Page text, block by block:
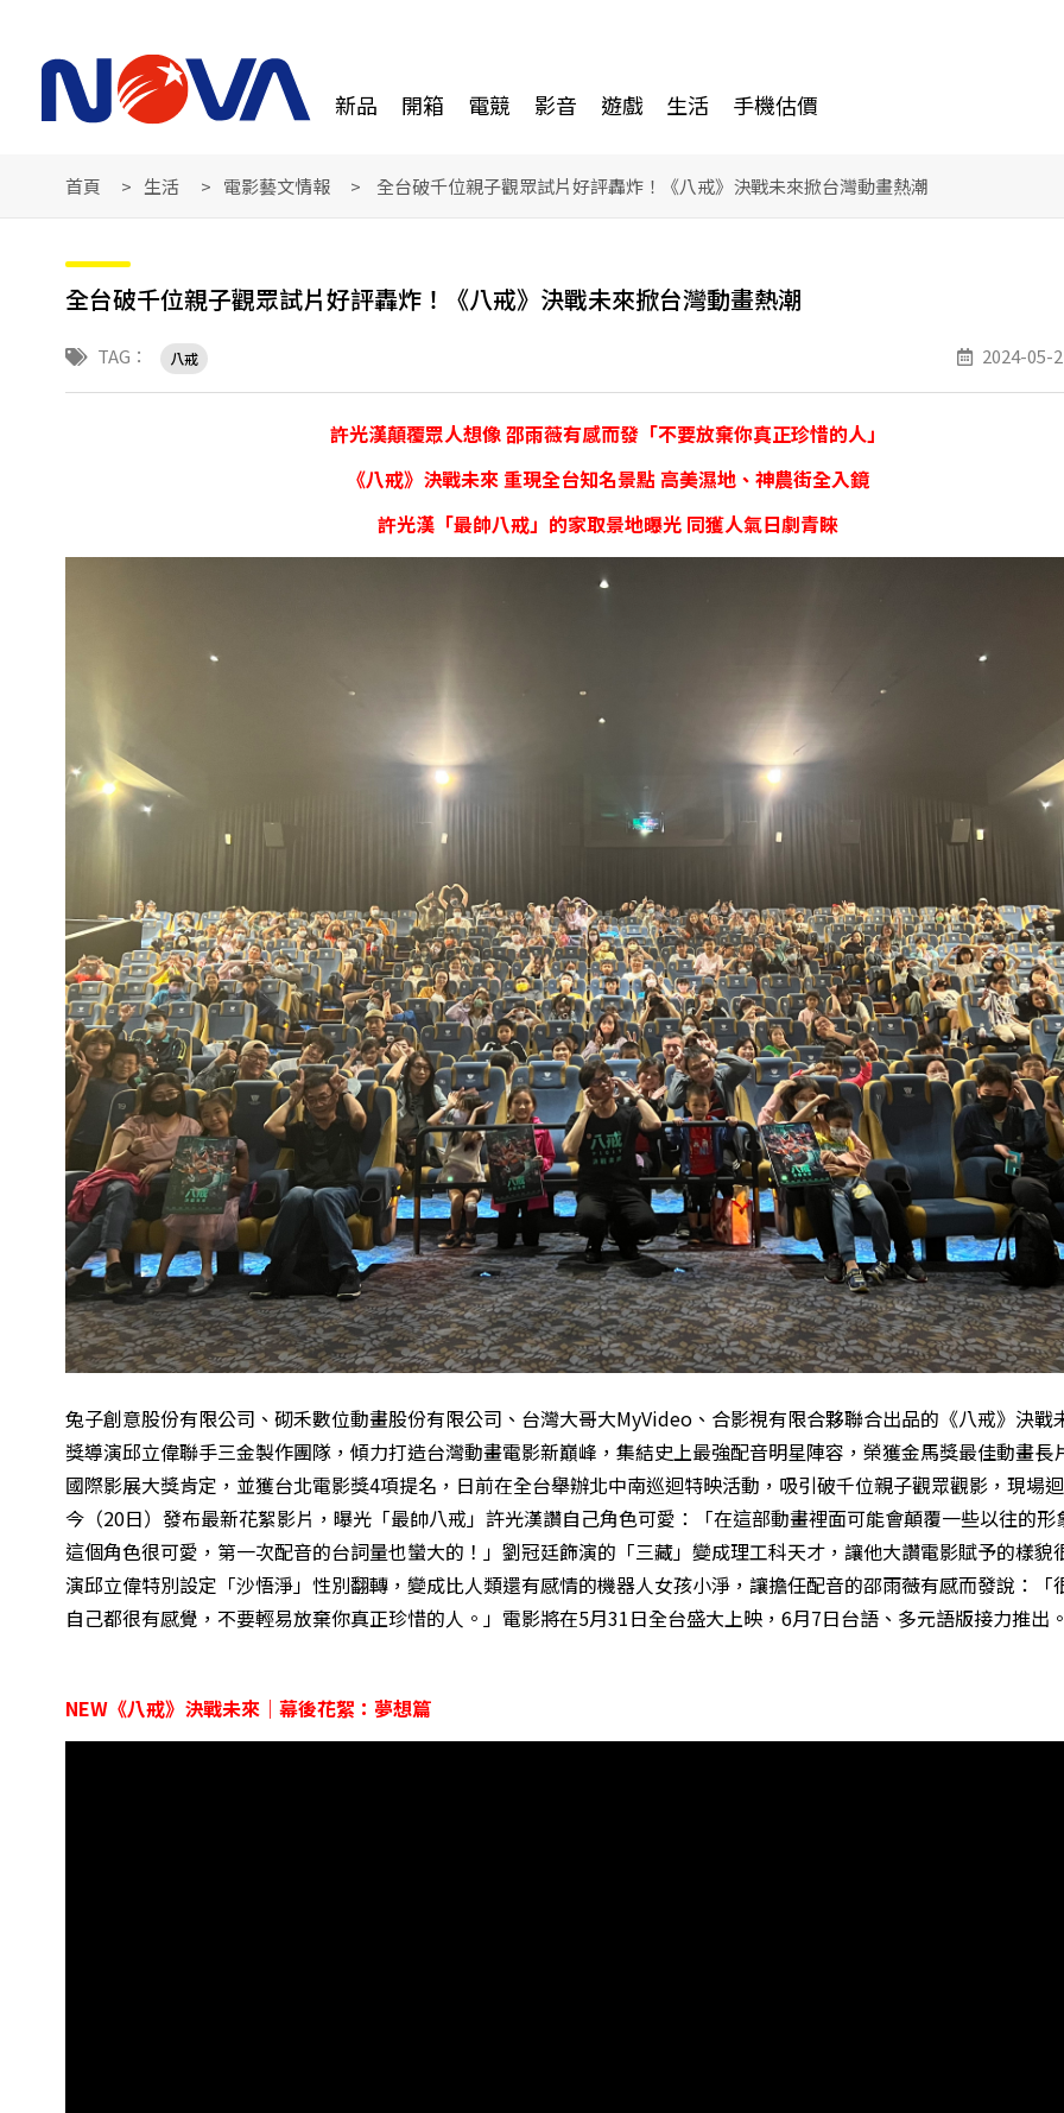
新品 開箱 電競 影音 遊戲 生活 手機估價
首頁 生活 電影藝文情報 全台破千位親子觀眾試片好評轟炸！《八戒》決戰未來掀台灣動畫熱潮
全台破千位親子觀眾試片好評轟炸！《八戒》決戰未來掀台灣動畫熱潮
TAG： 八戒 2024-05-
許光漢顛覆眾人想像 邵雨薇有感而發「不要放棄你真正珍惜的人」
《八戒》決戰未來 重現全台知名景點 高美濕地、神農街全入鏡
許光漢「最帥八戒」的家取景地曝光 同獲人氣日劇青睞
兔子創意股份有限公司、砌禾數位動畫股份有限公司、台灣大哥大MyVideo、合影視有限合夥聯合出品的《八戒》決戰
獎導演邱立偉聯手三金製作團隊，傾力打造台灣動畫電影新巔峰，集結史上最強配音明星陣容， 榮獲金馬獎最佳動畫長
國際影展大獎肯定，並獲台北電影獎4項提名，日前在全台舉辦北中南巡迴特映活動，吸引破千位親子觀眾觀影，現場
今（20日）發布最新花絮影片，曝光「最帥八戒」許光漢讚自己角色可愛：「在這部動畫裡面可能會顛覆一些以往的形
這個角色很可愛，第一次配音的台詞量也蠻大的！」劉冠廷飾演的「三藏」變成理工科天才，讓他大讚電影賦予的樣貌
演邱立偉特別設定「沙悟淨」性別翻轉，變成比人類還有感情的機器人女孩小淨，讓擔任配音的邵雨薇有感而發說：「
自己都很有感覺，不要輕易放棄你真正珍惜的人。」電影將在5月31日全台盛大上映，6月7日台語、多元語版接力推出
NEW《八戒》決戰未來｜幕後花絮：夢想篇